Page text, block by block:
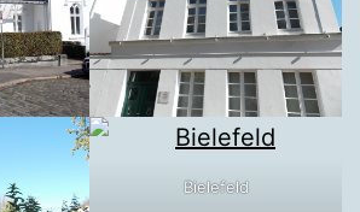
Bielefeld